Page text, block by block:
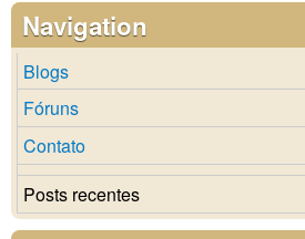
Navigation
Blogs
Fóruns
Contato
Posts recentes